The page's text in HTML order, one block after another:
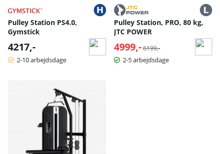
Pulley Station PS4.0,
Gymstick
4217,-
2-10 arbejdsdage
Pulley Station, PRO, 80 kg,
JTC POWER
4999,- Normalpris:
6199,-
2-5 arbejdsdage